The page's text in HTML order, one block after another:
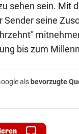
sehen sein. Mit
Sender seine
bis zum
als bevorzugte